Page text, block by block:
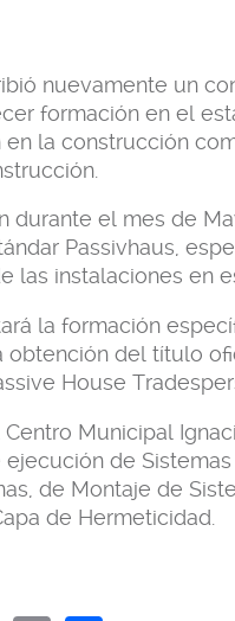
nuevamente un
formación en el
la construcción
durante el mes de
Passivhaus,
las instalaciones en
la formación
obtención del título
House
Municipal
de
de Montaje de
de Hermeticidad.